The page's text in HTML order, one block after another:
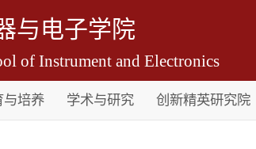
与电子学院
of Instrument and Electronics
与培养 学术与研究 创新精英研究院